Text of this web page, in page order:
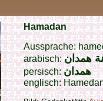
Hamadan
Aussprache:
arabisch:همدان
persisch:همدان
englisch: